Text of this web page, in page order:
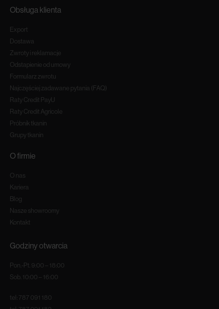
Obsługa klienta
Export
Dostawa
Zwroty i reklamacje
Odstapienie od umowy
Formularz zwrotu
Najczęściej zadawane pytania (FAQ)
Raty Credit PayU
Raty Credit Agricole
Próbnik tkanin
Grupy tkanin
O firmie
O nas
Kariera
Blog
Nasze showroomy
Kontakt
Godziny otwarcia
Pon.-Pt. 9:00 – 18:00
Sob. 10:00 – 16:00
tel: 787 091 180